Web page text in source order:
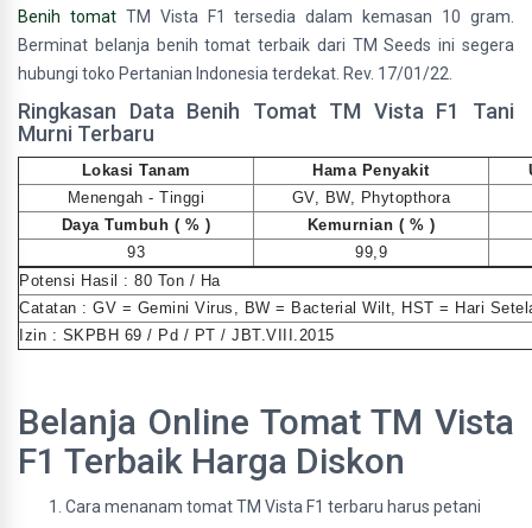
Benih tomatTM Vista F1 tersedia dalam kemasan 10 gram.
Berminat belanja benih tomat terbaik dari TM Seeds ini segera
hubungi toko Pertanian Indonesia terdekat. Rev. 17/01/22.
Ringkasan Data Benih Tomat TM Vista F1 Tani
Murni Terbaru
Lokasi Tanam Hama Penyakit
Menengah - Tinggi
GV, BW, Phytopthora
Daya Tumbuh ( % )
Kemurnian ( % )
93
99,9
Potensi Hasil : 80 Ton / Ha
Catatan : GV = Gemini Virus, BW = Bacterial Wilt, HST = Hari
Izin : SKPBH 69 / Pd / PT / JBT.VIII.2015
Belanja Online Tomat TM Vista
F1 Terbaik Harga Diskon
Cara menanam tomat TM Vista F1 terbaru harus petani